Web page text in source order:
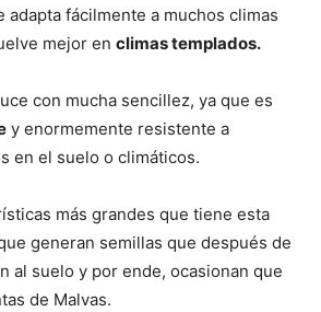
adapta fácilmente a muchos climas
mejor en climas templados.
con mucha sencillez, ya que es
y enormemente resistente a
en el suelo o climáticos.
más grandes que tiene esta
generan semillas que después de
al suelo y por ende, ocasionan que
de Malvas.